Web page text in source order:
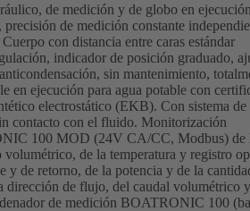
de medición y de globo en
de medición constante
con distancia entre caras estándar
indicador de posición graduado,
sin mantenimiento,
en ejecución para agua potable con
electrostático (EKB). Con sistema de
contacto con el fluido. Monitorización
100 MOD (24V CA/CC, Modbus) de
de la temperatura y registro
y de retorno, de la potencia y de la
dirección de flujo, del caudal volumétrico
de medición BOATRONIC 100